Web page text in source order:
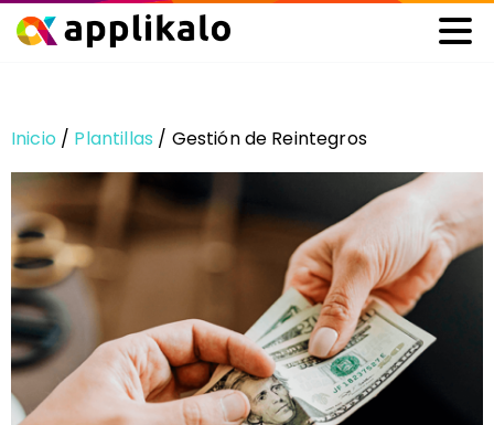
Inicio / Plantillas / Gestión de Reintegros